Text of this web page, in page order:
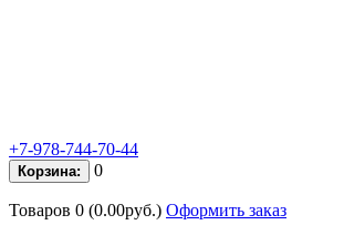
+7-978-744-70-44
Корзина: 0
Товаров 0 (0.00руб.) Оформить заказ